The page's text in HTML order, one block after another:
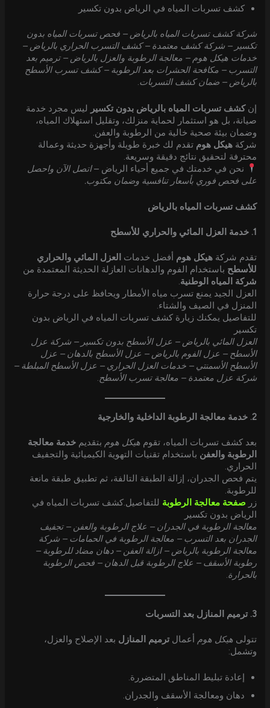
كشف تسربات المياه في الرياض بدون تكسير
شركة كشف تسربات المياه بالرياض – فحص تسربات المياه بدون
تكسير – شركة كشف معتمدة – كشف التسرب الحراري بالرياض –
خدمات هيكل هوم – معالجة الرطوبة والعزل بالرياض – ترميم بعد
التسرب – مكافحة الحشرات بعد الرطوبة – كشف تسرب الأسطح
بالرياض – ضمان كشف التسربات.
إنكشف تسربات المياه بالرياض بدون تكسير ليس مجرد خدمة
صيانة، بل هو استثمار لحماية منزلك، وتقليل استهلاك المياه،
وضمان بيئة صحية خالية من الرطوبة والعفن.
شركةهيكل هوم تقدم لك خبرة طويلة وأجهزة حديثة وعمالة
محترفة لتحقيق نتائج دقيقة وسريعة.
نحن في خدمتك في جميع أحياء الرياض –اتصل الآن واحصل
على فحص فوري بأسعار تنافسية وضمان مكتوب.
كشف تسربات المياه بالرياض
1. خدمة العزل المائي والحراري للأسطح
تقدم شركةهيكل هوم أفضل خدمات العزل المائي والحراري
للأسطح باستخدام الفوم والدهانات العازلة الحديثة المعتمدة من
شركة المياه الوطنية
العزل الجيد يمنع تسرب مياه الأمطار ويحافظ على درجة حرارة
المنزل في الصيف والشتاء.
للتفاصيل يمكنك زيارة كشف تسربات المياه في الرياض بدون
تكسير
العزل المائي بالرياض – عزل الأسطح بدون تكسير – شركة عزل
الأسطح – عزل الفوم بالرياض – عزل الأسطح بالدهان – عزل
الأسطح الأسمنتي – خدمات العزل الحراري – عزل الأسطح المبلطة –
شركة عزل معتمدة – معالجة تسرب الأسطح
2. خدمة معالجة الرطوبة الداخلية والخارجية
بعد كشف تسربات المياه، تقومهيكل هوم بتقديمخدمة معالجة
الرطوبة والعفن باستخدام تقنيات التهوية الكيميائية والتجفيف
الحراري.
يتم فحص الجدران، إزالة الطبقة التالفة، ثم تطبيق طبقة مانعة
للرطوبة.
زرصفحة معالجة الرطوبة للتفاصيل.كشف تسربات المياه في
الرياض بدون تكسير
معالجة الرطوبة في الجدران – علاج الرطوبة والعفن – تجفيف
الجدران بعد التسرب – معالجة الرطوبة في الحمامات – شركة
معالجة الرطوبة بالرياض – ازالة العفن – دهان مضاد للرطوبة –
رطوبة الأسقف – علاج الرطوبة قبل الدهان – فحص الرطوبة
بالحرارة.
3. ترميم المنازل بعد التسربات
تتولىهيكل هوم أعمالترميم المنازل بعد الإصلاح والعزل،
وتشمل:
إعادة تبليط المناطق المتضررة.
دهان ومعالجة الأسقف والجدران.